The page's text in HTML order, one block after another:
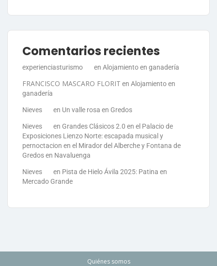
Comentarios recientes
experienciasturismo en Alojamiento en ganadería
FRANCISCO MASCARO FLORIT en Alojamiento en
ganadería
Nieves en Un valle rosa en Gredos
Nieves en Grandes Clásicos 2.0 en el Palacio de
Exposiciones Lienzo Norte: escapada musical y
pernoctacion en el Mirador del Alberche y Fontana de
Gredos en Navaluenga
Nieves en Pista de Hielo Ávila 2025: Patina en
Mercado Grande
Quiénes somos